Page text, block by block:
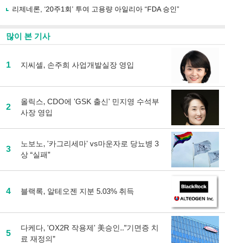
리제네론, ‘20주1회’ 투여 고용량 아일리아 “FDA 승인”
많이 본 기사
1 지씨셀, 손주희 사업개발실장 영입
2
올릭스, CDO에 'GSK 출신' 민지영 수석부
사장 영입
3
노보노, '카그리세마' vs마운자로 당뇨병 3
상 “실패”
4 블랙록, 알테오젠 지분 5.03% 취득
5
다케다, 'OX2R 작용제' 美승인..”기면증 치
료 재정의”